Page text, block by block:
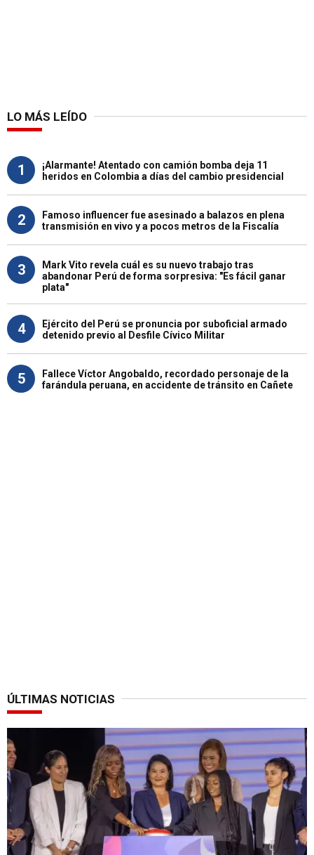
LO MÁS LEÍDO
1
¡Alarmante! Atentado con camión bomba deja 11
heridos en Colombia a días del cambio presidencial
2
Famoso influencer fue asesinado a balazos en plena
transmisión en vivo y a pocos metros de la Fiscalía
3
Mark Vito revela cuál es su nuevo trabajo tras
abandonar Perú de forma sorpresiva: "Es fácil ganar
plata"
4
Ejército del Perú se pronuncia por suboficial armado
detenido previo al Desfile Cívico Militar
5
Fallece Víctor Angobaldo, recordado personaje de la
farándula peruana, en accidente de tránsito en Cañete
ÚLTIMAS NOTICIAS